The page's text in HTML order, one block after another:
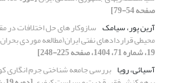
صفحه 54-79]
آرین پور، سیامک سازوکار های حل اختلافات در
محیطی قراردادهای نفتی ایران(مطالعه موردی
19، شماره 71، 1404، صفحه 225-248]
آسیائی، رویا بررسی جامعه‌ شناختی جرم‌ انگاری